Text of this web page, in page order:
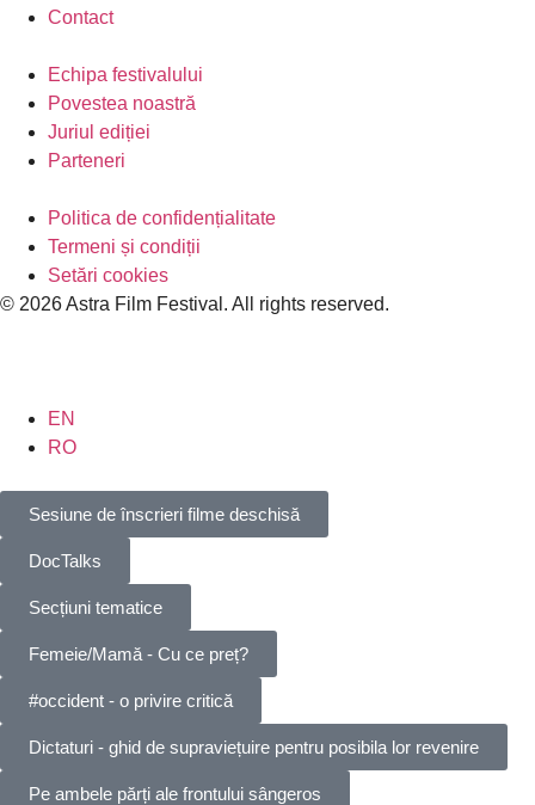
Contact
Echipa festivalului
Povestea noastră
Juriul ediției
Parteneri
Politica de confidențialitate
Termeni și condiții
Setări cookies
© 2026 Astra Film Festival. All rights reserved.
EN
RO
Sesiune de înscrieri filme deschisă
DocTalks
Secțiuni tematice
Femeie/Mamă - Cu ce preț?
#occident - o privire critică
Dictaturi - ghid de supraviețuire pentru posibila lor revenire
Pe ambele părți ale frontului sângeros